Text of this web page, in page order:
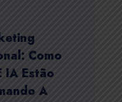
Como
IA Estão
A